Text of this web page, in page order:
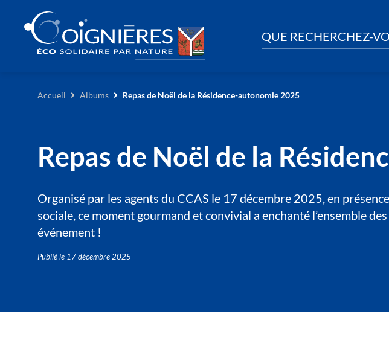
QUE RECHERCHEZ-
Accueil Albums Repas de Noël de la Résidence-autonomie 2025
Repas de Noël de la
Organisé par les agents du CCAS le 17 décembre 2025, en
sociale, ce moment gourmand et convivial a enchanté l’ensemble
événement !
Publié le 17 décembre 2025